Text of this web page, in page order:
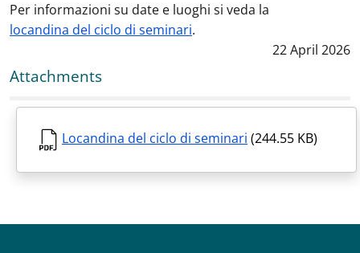
Per informazioni su date e luoghi si veda la
locandina del ciclo di seminari.
Data notizia
22 April 2026
Attachments
Locandina del ciclo di seminari (244.55 KB)